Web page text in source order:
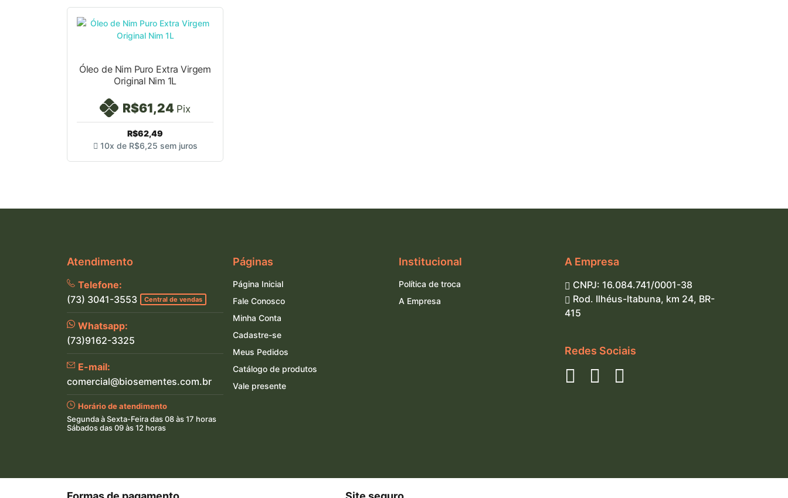
Óleo de Nim Puro Extra Virgem
Original Nim 1L
R$61,24 Pix
R$62,49
10x de R$6,25 sem juros
Atendimento
Telefone:
(73) 3041-3553
Central de vendas
Whatsapp:
(73)9162-3325
E-mail:
comercial@biosementes.com.br
Horário de atendimento
Segunda à Sexta-Feira das 08 às 17 horas
Sábados das 09 às 12 horas
Páginas
Página Inicial
Fale Conosco
Minha Conta
Cadastre-se
Meus Pedidos
Catálogo de produtos
Vale presente
Institucional
Política de troca
A Empresa
A Empresa
CNPJ: 16.084.741/0001-38
Rod. Ilhéus-Itabuna, km 24, BR-
415
Redes Sociais